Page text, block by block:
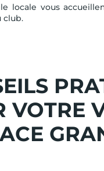
locale vous
club.
VOTRE